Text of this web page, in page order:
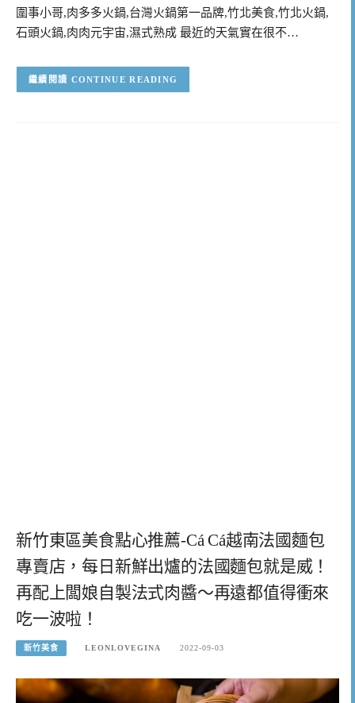
圍事小哥,肉多多火鍋,台灣火鍋第一品牌,竹北美食,竹北火鍋,
石頭火鍋,肉肉元宇宙,濕式熟成 最近的天氣實在很不…
CONTINUE READING
新竹東區美食點心推薦-Cá Cá越南法國麵包
專賣店，每日新鮮出爐的法國麵包就是威！
再配上闆娘自製法式肉醬～再遠都值得衝來
吃一波啦！
新竹美食 LEONLOVEGINA 2022-09-03